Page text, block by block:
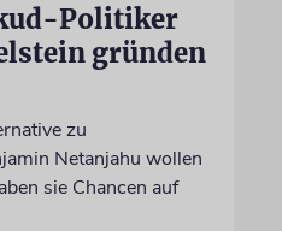
Politiker
gründen
zu
Netanjahu wollen
sie Chancen auf